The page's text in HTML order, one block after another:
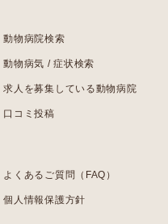
動物病院検索
動物病気 / 症状検索
求人を募集している動物病院
口コミ投稿
よくあるご質問（FAQ）
個人情報保護方針